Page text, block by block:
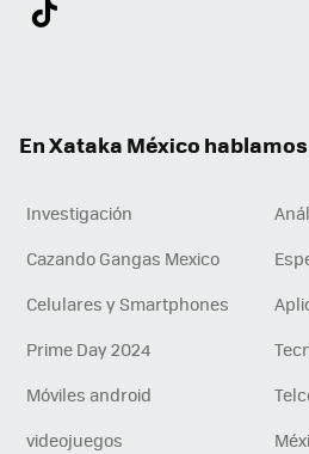
En Xataka México
Investigación
Cazando Gangas Mexico
Celulares y Smartphones
Prime Day 2024
Móviles android
videojuegos